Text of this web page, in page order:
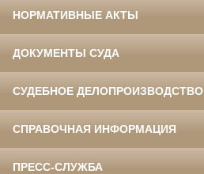
НОРМАТИВНЫЕ АКТЫ
ДОКУМЕНТЫ СУДА
СУДЕБНОЕ ДЕЛОПРОИЗВОДСТВО
СПРАВОЧНАЯ ИНФОРМАЦИЯ
ПРЕСС-СЛУЖБА